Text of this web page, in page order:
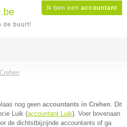
Ik ben een accountant
de buurt!
Crehen
nog geen accountants in Crehen. Dit
Luik (accountant Luik). Voer bovenaan
de dichtstbijzijnde accountants of ga